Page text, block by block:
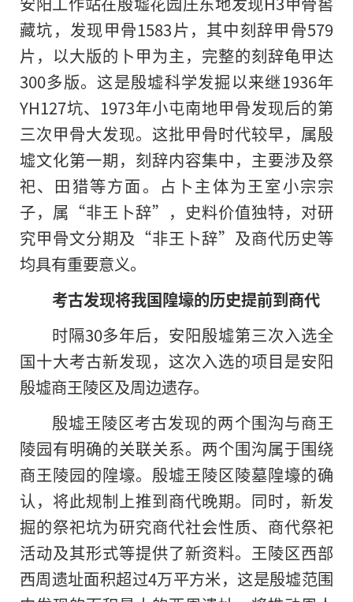
藏坑，发现甲骨1583片，其中刻辞甲骨579
片，以大版的卜甲为主，完整的刻辞龟甲达
300多版。这是殷墟科学发掘以来继1936年
YH127坑、1973年小屯南地甲骨发现后的第
三次甲骨大发现。这批甲骨时代较早，属殷
墟文化第一期，刻辞内容集中，主要涉及祭
祀、田猎等方面。占卜主体为王室小宗宗
子，属“非王卜辞”，史料价值独特，对研
究甲骨文分期及“非王卜辞”及商代历史等
均具有重要意义。
考古发现将我国隍壕的历史提前到商代
时隔30多年后，安阳殷墟第三次入选全
国十大考古新发现，这次入选的项目是安阳
殷墟商王陵区及周边遗存。
殷墟王陵区考古发现的两个围沟与商王
陵园有明确的关联关系。两个围沟属于围绕
商王陵园的隍壕。殷墟王陵区陵墓隍壕的确
认，将此规制上推到商代晚期。同时，新发
掘的祭祀坑为研究商代社会性质、商代祭祀
活动及其形式等提供了新资料。王陵区西部
西周遗址面积超过4万平方米，这是殷墟范围